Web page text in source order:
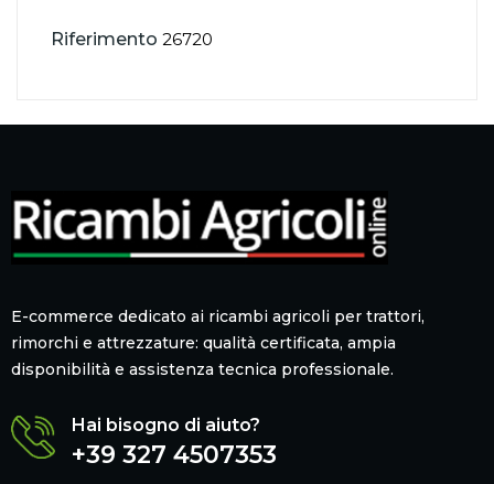
Riferimento 26720
E-commerce dedicato ai ricambi agricoli per trattori,
rimorchi e attrezzature: qualità certificata, ampia
disponibilità e assistenza tecnica professionale.
Hai bisogno di aiuto?
+39 327 4507353